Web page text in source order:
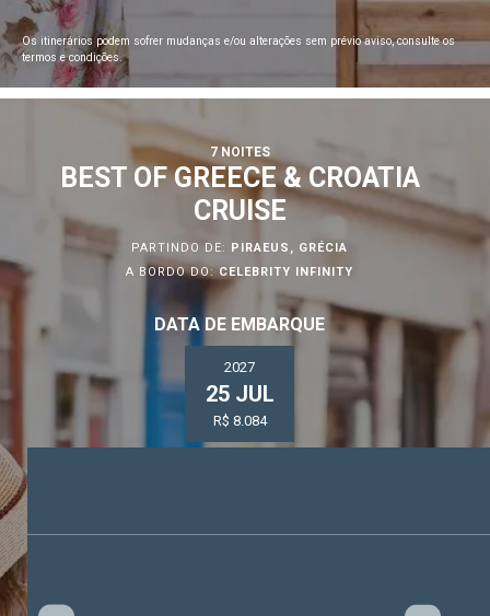
Os itinerários podem sofrer mudanças e/ou alterações sem prévio aviso, consulte os
termos e condições.
7 NOITES
BEST OF GREECE & CROATIA
CRUISE
PARTINDO DE:
PIRAEUS, GRÉCIA
A BORDO DO:CELEBRITY INFINITY
DATA DE EMBARQUE
2027
25 JUL
R$ 8.084